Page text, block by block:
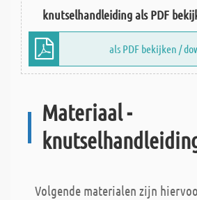
knutselhandleiding als PDF
als PDF bekijken /
Materiaal -
Volgende materialen zijn